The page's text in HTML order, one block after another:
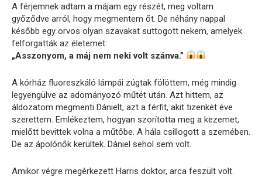
A férjemnek adtam a májam egy részét, meg voltam
győződve arról, hogy megmentem őt. De néhány nappal
később egy orvos olyan szavakat suttogott nekem, amelyek
felforgatták az életemet:
„Asszonyom, a máj nem neki volt szánva.”
A kórház fluoreszkáló lámpái zúgtak fölöttem, még mindig
legyengülve az adományozó műtét után. Azt hittem, az
áldozatom megmenti Dánielt, azt a férfit, akit tizenkét éve
szerettem. Emlékeztem, hogyan szorította meg a kezemet,
mielőtt bevittek volna a műtőbe. A hála csillogott a szemében.
De az ápolónők kerültek. Dániel sehol sem volt.
Amikor végre megérkezett Harris doktor, arca feszült volt.